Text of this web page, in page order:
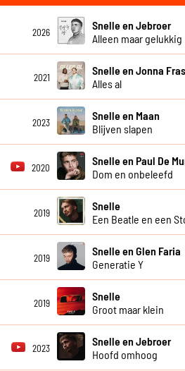
2026
Snelle en Jebroer
Alleen maar gelukkig
2021
Snelle en Jonna
Alles al
2023
Snelle en Maan
Blijven slapen
2020
Snelle en Paul De
Dom en onbeleefd
2019
Snelle
Een Beatle en een
2019
Snelle en Glen Faria
Generatie Y
2019
Snelle
Groot maar klein
2023
Snelle en Jebroer
Hoofd omhoog